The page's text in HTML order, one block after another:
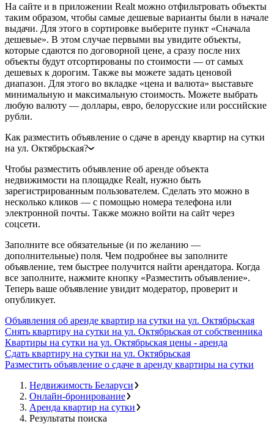
На сайте и в приложении Realt можно отфильтровать объекты
таким образом, чтобы самые дешевые варианты были в начале
выдачи. Для этого в сортировке выберите пункт «Сначала
дешевые». В этом случае первыми вы увидите объекты,
которые сдаются по договорной цене, а сразу после них
объекты будут отсортированы по стоимости — от самых
дешевых к дорогим. Также вы можете задать ценовой
диапазон. Для этого во вкладке «цена и валюта» выставьте
минимальную и максимальную стоимость. Можете выбрать
любую валюту — доллары, евро, белорусские или российские
рубли.
Как разместить объявление о сдаче в аренду квартир на сутки
на ул. Октябрьская?
Чтобы разместить объявление об аренде объекта
недвижимости на площадке Realt, нужно быть
зарегистрированным пользователем. Сделать это можно в
несколько кликов — с помощью номера телефона или
электронной почты. Также можно войти на сайт через
соцсети.
Заполните все обязательные (и по желанию —
дополнительные) поля. Чем подробнее вы заполните
объявление, тем быстрее получится найти арендатора. Когда
все заполните, нажмите кнопку «Разместить объявление».
Теперь ваше объявление увидит модератор, проверит и
опубликует.
Объявления об аренде квартир на сутки на ул. Октябрьская
Снять квартиру на сутки на ул. Октябрьская от собственника
Квартиры на сутки на ул. Октябрьская цены - аренда
Сдать квартиру на сутки на ул. Октябрьская
Разместить объявление о сдаче в аренду квартиры на сутки
Недвижимость Беларуси
Онлайн-бронирование
Аренда квартир на сутки
Результаты поиска